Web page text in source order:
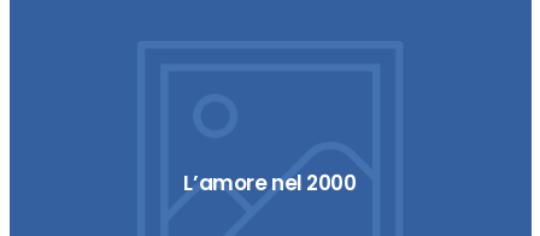
L’amore nel 2000